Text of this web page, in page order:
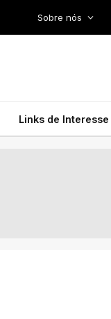
Sobre nós
Links de Interesse